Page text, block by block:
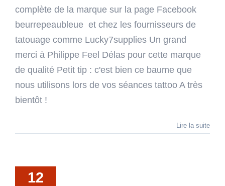
complète de la marque sur la page Facebook
beurrepeaubleue et chez les fournisseurs de
tatouage comme Lucky7supplies Un grand
merci à Philippe Feel Délas pour cette marque
de qualité Petit tip : c'est bien ce baume que
nous utilisons lors de vos séances tattoo A très
bientôt !
Lire la suite
12